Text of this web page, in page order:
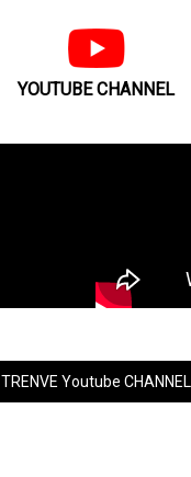
YOUTUBE CHANNEL
TRENVE Youtube CHANNEL